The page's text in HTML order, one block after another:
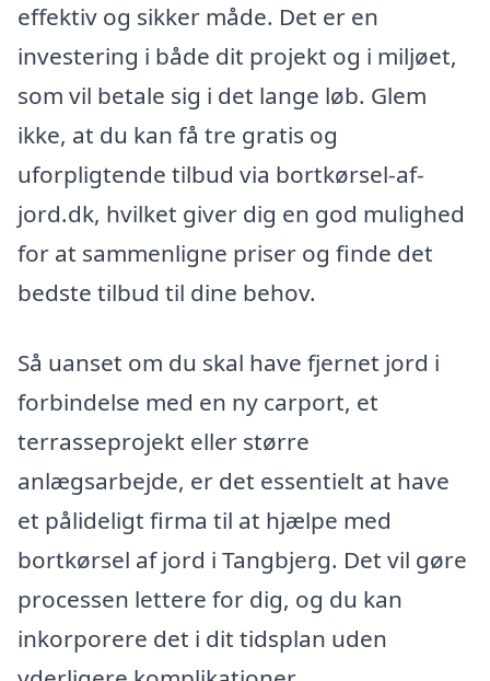
effektiv og sikker måde. Det er en
investering i både dit projekt og i miljøet,
som vil betale sig i det lange løb. Glem
ikke, at du kan få tre gratis og
uforpligtende tilbud via bortkørsel-af-
jord.dk, hvilket giver dig en god mulighed
for at sammenligne priser og finde det
bedste tilbud til dine behov.
Så uanset om du skal have fjernet jord i
forbindelse med en ny carport, et
terrasseprojekt eller større
anlægsarbejde, er det essentielt at have
et pålideligt firma til at hjælpe med
bortkørsel af jord i Tangbjerg. Det vil gøre
processen lettere for dig, og du kan
inkorporere det i dit tidsplan uden